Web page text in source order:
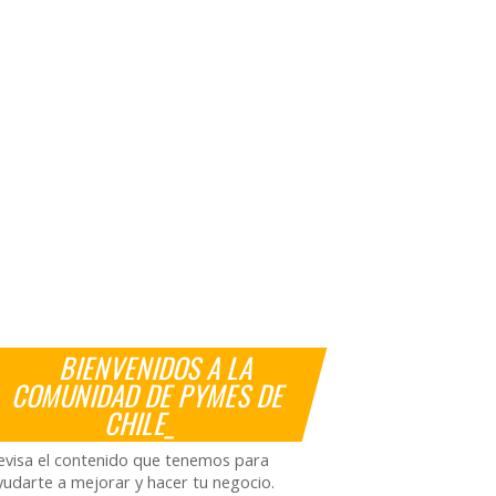
BIENVENIDOS A LA
COMUNIDAD DE PYMES DE
CHILE_
el contenido que tenemos para
a mejorar y hacer tu negocio.